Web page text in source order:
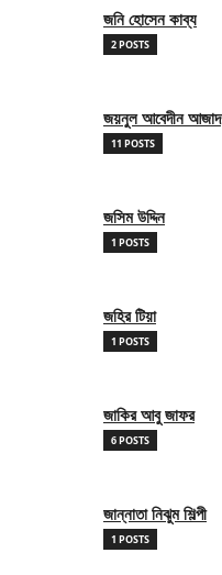
জনি হোসেন কাব্য
2 POSTS
জয়নুল আবেদীন আজাদ
11 POSTS
জসিম উদ্দিন
1 POSTS
জহির টিয়া
1 POSTS
জাকির আবু জাফর
6 POSTS
জান্নাতা নিঝুম শিল্পী
1 POSTS